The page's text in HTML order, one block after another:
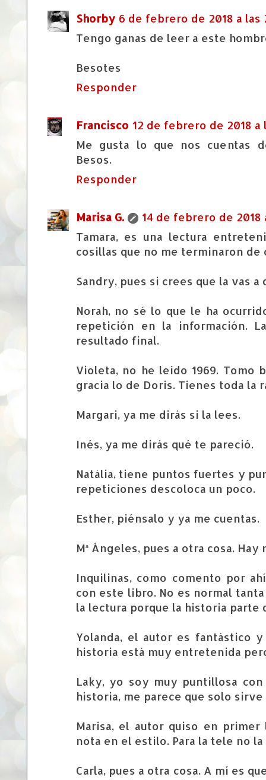
Shorby 6 de febrero de 2018 a las
Tengo ganas de leer a este
Besotes
Responder
Francisco 12 de febrero de 2018 a
Me gusta lo que nos cuentas
Besos.
Responder
Marisa G.
14 de febrero de 2018
Tamara, es una lectura
cosillas que no me terminaron
Sandry, pues si crees que la vas a
Norah, no sé lo que le ha
repetición en la información.
resultado final.
Violeta, no he leído 1969. Tomo
gracia lo de Doris. Tienes toda la
Margari, ya me dirás si la lees.
Inés, ya me dirás qué te pareció.
Natália, tiene puntos fuertes y
repeticiones descoloca un poco.
Esther, piénsalo y ya me cuentas.
Mª Ángeles, pues a otra cosa.
Inquilinas, como comento por
con este libro. No es normal
la lectura porque la historia parte
Yolanda, el autor es fantástico
historia está muy entretenida
Laky, yo soy muy puntillosa
historia, me parece que solo
Marisa, el autor quiso en
nota en el estilo. Para la tele no
Carla, pues a otra cosa. A mí es